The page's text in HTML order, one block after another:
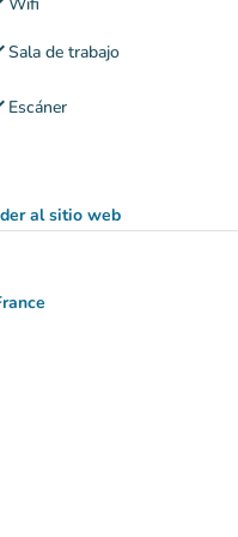
Sala de trabajo
Escáner
al sitio web
(nueva pestaña)